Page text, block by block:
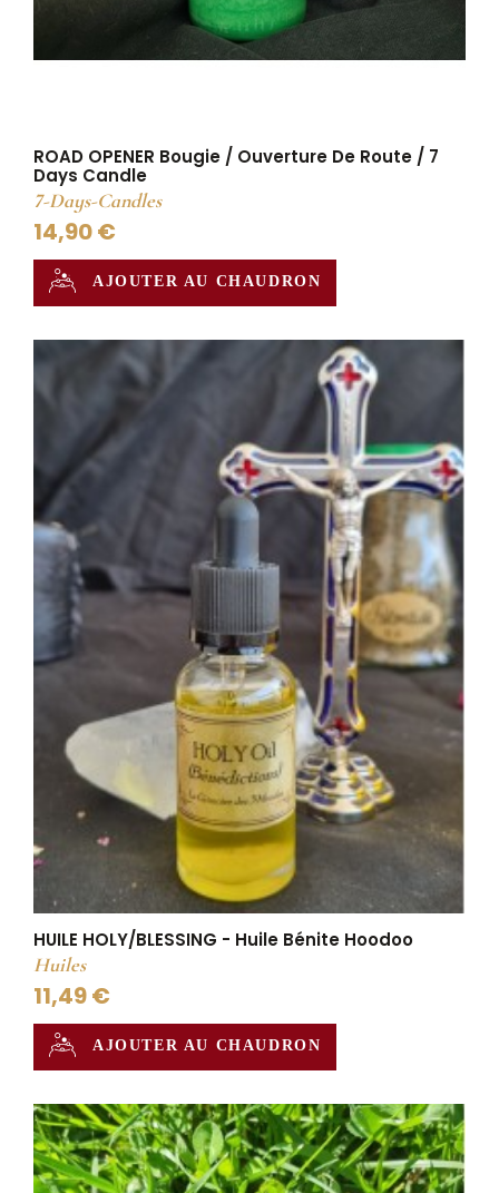
ROAD OPENER Bougie / Ouverture De Route / 7
Days Candle
7-Days-Candles
14,90 €
AJOUTER AU CHAUDRON
HUILE HOLY/BLESSING - Huile Bénite Hoodoo
Huiles
11,49 €
AJOUTER AU CHAUDRON